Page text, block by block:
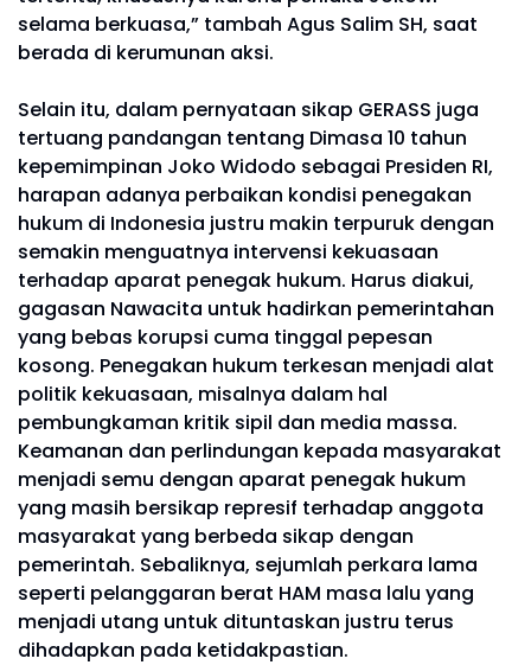
selama berkuasa,” tambah Agus Salim SH, saat
berada di kerumunan aksi.
Selain itu, dalam pernyataan sikap GERASS juga
tertuang pandangan tentang Dimasa 10 tahun
kepemimpinan Joko Widodo sebagai Presiden RI,
harapan adanya perbaikan kondisi penegakan
hukum di Indonesia justru makin terpuruk dengan
semakin menguatnya intervensi kekuasaan
terhadap aparat penegak hukum. Harus diakui,
gagasan Nawacita untuk hadirkan pemerintahan
yang bebas korupsi cuma tinggal pepesan
kosong. Penegakan hukum terkesan menjadi alat
politik kekuasaan, misalnya dalam hal
pembungkaman kritik sipil dan media massa.
Keamanan dan perlindungan kepada masyarakat
menjadi semu dengan aparat penegak hukum
yang masih bersikap represif terhadap anggota
masyarakat yang berbeda sikap dengan
pemerintah. Sebaliknya, sejumlah perkara lama
seperti pelanggaran berat HAM masa lalu yang
menjadi utang untuk dituntaskan justru terus
dihadapkan pada ketidakpastian.